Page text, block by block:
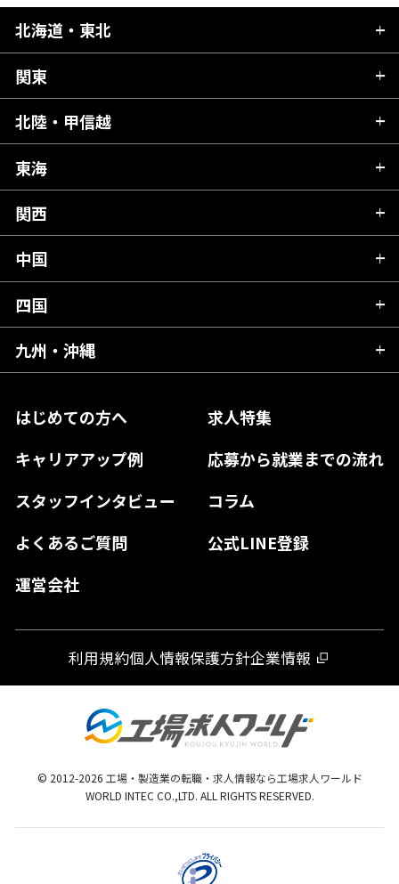
はじめての方へ
求人特集
キャリアアップ例
応募から就業までの流れ
スタッフインタビュー
コラム
よくあるご質問
公式LINE登録
運営会社
北海道・東北
北海道
青森県
秋田県
岩手県
宮城県
福島県
関東
茨城県
栃木県
群馬県
千葉県
東京都
神奈川県
北陸・甲信越
新潟県
富山県
石川県
山梨県
長野県
東海
岐阜県
静岡県
愛知県
関西
滋賀県
京都府
大阪府
奈良県
和歌山県
中国
広島県
岡山県
島根県
山口県
四国
愛媛県
徳島県
九州・沖縄
熊本県
宮崎県
利用規約個人情報保護方針企業情報
© 2012-2026 工場・製造業の転職・求人情報なら工場求人ワールド
WORLD INTEC CO.,LTD. ALL RIGHTS RESERVED.